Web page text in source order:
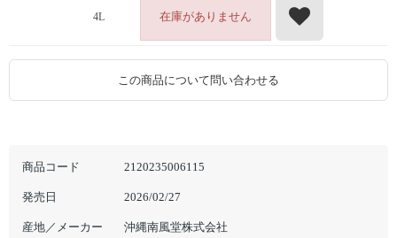
商品コード 2120235006115
発売日 2026/02/27
産地／メーカー 沖縄南風堂株式会社
4L 在庫がありません
この商品について問い合わせる